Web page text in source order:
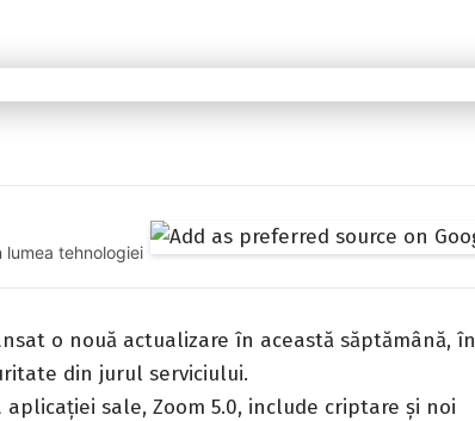
tehnologiei
o nouă actualizare în această săptămână, în
din jurul serviciului.
sale, Zoom 5.0, include criptare și noi